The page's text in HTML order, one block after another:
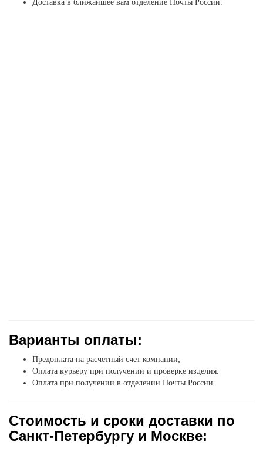
Доставка в ближайшее вам отделение Почты России.
Варианты оплаты:
Предоплата на расчетный счет компании;
Оплата курьеру при получении и проверке изделия.
Оплата при получении в отделении Почты России.
Стоимость и сроки доставки по
Санкт-Петербургу и Москве: